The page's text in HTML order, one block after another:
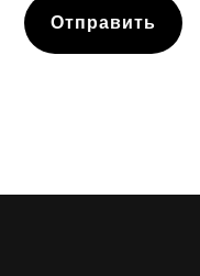
Отправить